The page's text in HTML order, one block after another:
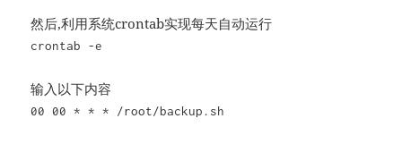
然后,利用系统crontab实现每天自动运行
crontab -e
输入以下内容
00 00 * * * /root/backup.sh